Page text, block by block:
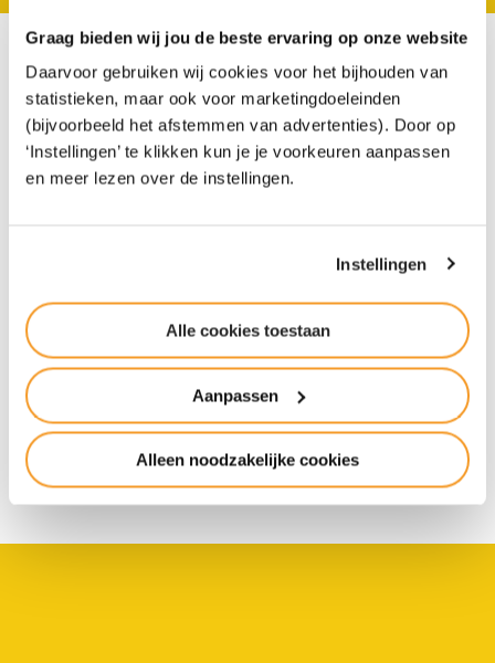
Graag bieden wij jou de beste ervaring op onze website
Daarvoor gebruiken wij cookies voor het bijhouden van
statistieken, maar ook voor marketingdoeleinden
(bijvoorbeeld het afstemmen van advertenties). Door op
‘Instellingen’ te klikken kun je je voorkeuren aanpassen
en meer lezen over de instellingen.
Instellingen
Alle cookies toestaan
Aanpassen
Alleen noodzakelijke cookies
““De combinatie van
theorie en praktijk ligt
mij””
Waarom zou je voor Het Groene Lyceum (HGL)
oud-student Luuk (18), die niet alleen theorie
maar ook praktijk wilde, was Het Groene Lyceum
een logische ke…
Lees het verhaal van Luuk